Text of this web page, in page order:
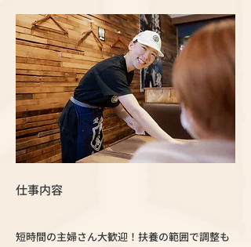
仕事内容
短時間の主婦さん大歓迎！扶養の範囲で調整も